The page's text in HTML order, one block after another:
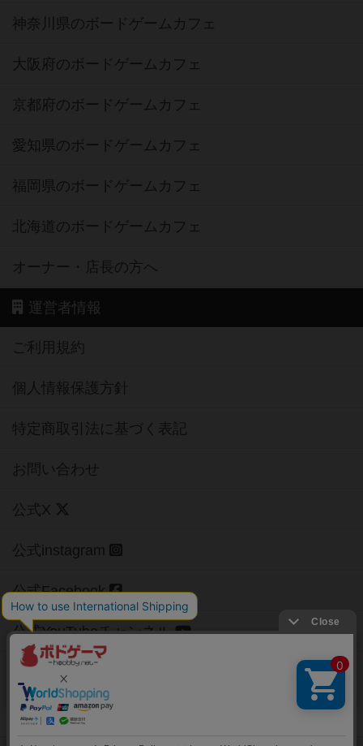
神奈川県のボードゲームカフェ
大阪府のボードゲームカフェ
京都府のボードゲームカフェ
愛知県のボードゲームカフェ
福岡県のボードゲームカフェ
北海道のボードゲームカフェ
オーナー・店長の方へ
運営者情報
ご利用規約
個人情報保護方針
特定商取引法に基づく表記
お問い合わせ
公式X
公式instagram
公式Facebook
公式YouTubeチャンネル